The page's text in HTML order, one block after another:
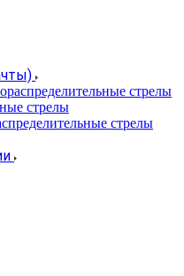
стрелы
стрелы
стрелы